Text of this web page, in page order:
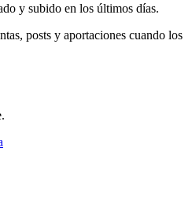
y subido en los últimos días.
posts y aportaciones cuando los